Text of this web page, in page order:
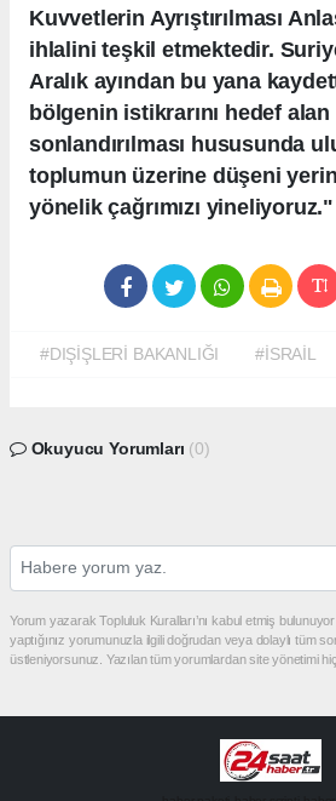
Kuvvetlerin Ayrıştırılması
ihlalini teşkil etmektedir.
Aralık ayından bu yana
bölgenin istikrarını hedef alan
sonlandırılması hususunda
toplumun üzerine düşeni
yönelik çağrımızı yineliyoruz."
#DIŞİŞLERİ BAKANLIĞI #İSRAİL
Okuyucu Yorumları (0)
Yorum yazarak Topluluk Kuralları’nı kabul etmiş
yaptığınız yorumunuzla ilgili doğrudan veya dolaylı tüm
üstleniyorsunuz. Yazılan tüm yorumlardan site yönetimi